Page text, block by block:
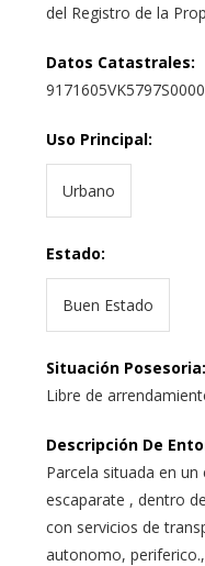
del Registro de la
Datos Catastrales:
Uso Principal:
Urbano
Estado:
Buen Estado
Situación Posesoria:
Libre de
Descripción De
Parcela situada en
escaparate , dentro
con servicios de
autonomo,